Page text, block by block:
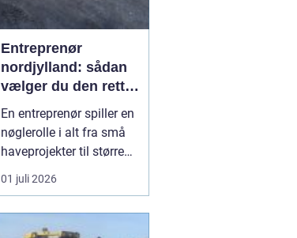
Entreprenør
nordjylland: sådan
vælger du den rette
samarbejdspartner
til dit byggeri
En entreprenør spiller en
nøglerolle i alt fra små
haveprojekter til større
byggerier. I Nordjylland
ser vi mange boligejere
ønsker at få mere ud af
01 juli 2026